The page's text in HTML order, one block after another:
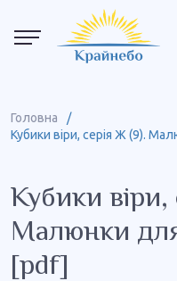
Головна
/
Кубики віри, серія Ж (9).
Кубики
Малюнки
[pdf]